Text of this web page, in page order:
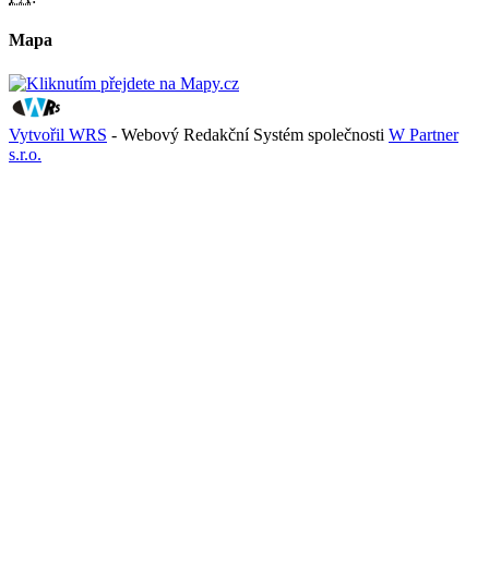
Mapa
Vytvořil WRS - Webový Redakční Systém společnosti W Partner
s.r.o.